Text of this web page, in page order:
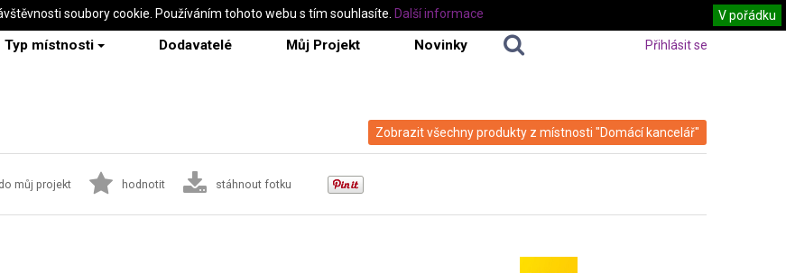
Typ místnosti Dodavatelé Můj Projekt Novinky Přihlásit se
Zobrazit všechny produkty z místnosti "Domácí kancelář"
můj projekt hodnotit stáhnout fotku
soubory cookie. Používáním tohoto webu s tím souhlasíte. V pořádku
Další informace